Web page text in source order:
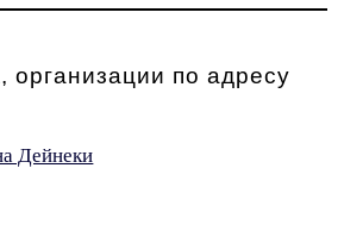
организации по адресу
Дейнеки